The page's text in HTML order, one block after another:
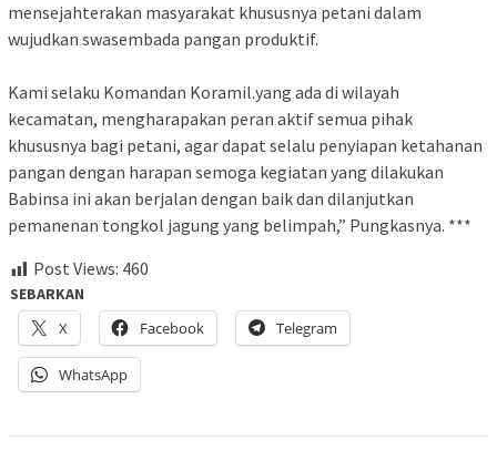
mensejahterakan masyarakat khususnya petani dalam
wujudkan swasembada pangan produktif.
Kami selaku Komandan Koramil.yang ada di wilayah
kecamatan, mengharapakan peran aktif semua pihak
khususnya bagi petani, agar dapat selalu penyiapan ketahanan
pangan dengan harapan semoga kegiatan yang dilakukan
Babinsa ini akan berjalan dengan baik dan dilanjutkan
pemanenan tongkol jagung yang belimpah,” Pungkasnya. ***
Post Views: 460
SEBARKAN
X
Facebook Telegram
WhatsApp